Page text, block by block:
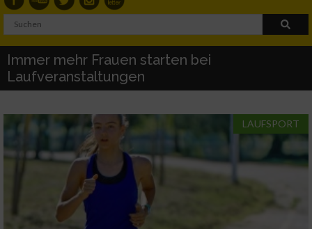
Immer mehr Frauen starten bei
Laufveranstaltungen
LAUFSPORT